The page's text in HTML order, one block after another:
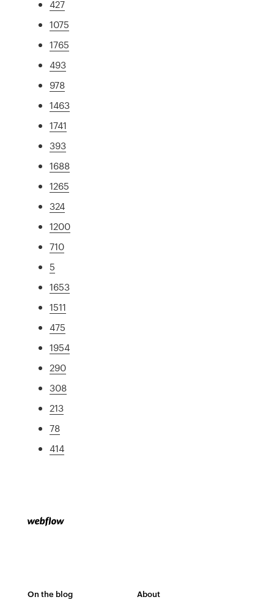
427
1075
1765
493
978
1463
1741
393
1688
1265
324
1200
710
5
1653
1511
475
1954
290
308
213
78
414
On the blog About